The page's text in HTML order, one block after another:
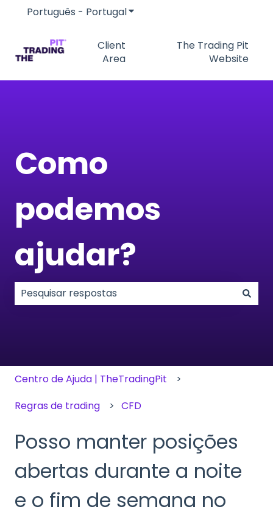
Português - PortugalMostrar submenu para
Client
Area
The Trading Pit
Website
Como
podemos
ajudar?
Centro de Ajuda | TheTradingPit
Regras de trading
CFD
Posso manter posições
abertas durante a noite
e o fim de semana no